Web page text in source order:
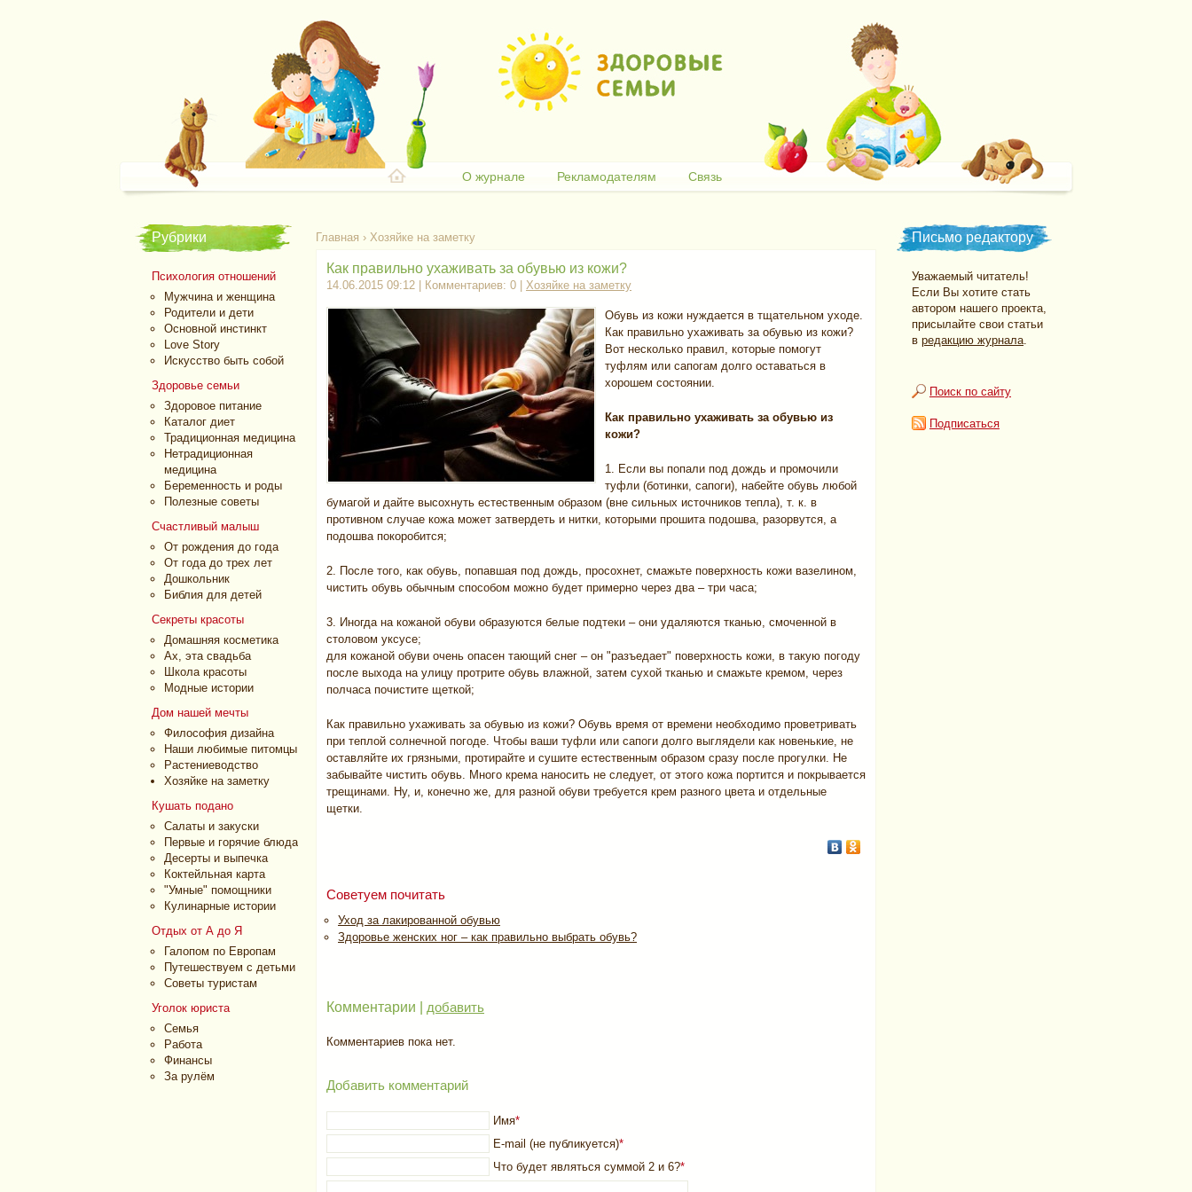
О журнале Рекламодателям Связь
Рубрики
Психология отношений
Мужчина и женщина
Родители и дети
Основной инстинкт
Love Story
Искусство быть собой
Здоровье семьи
Здоровое питание
Каталог диет
Традиционная медицина
Нетрадиционная
медицина
Беременность и роды
Полезные советы
Счастливый малыш
От рождения до года
От года до трех лет
Дошкольник
Библия для детей
Секреты красоты
Домашняя косметика
Ах, эта свадьба
Школа красоты
Модные истории
Дом нашей мечты
Философия дизайна
Наши любимые питомцы
Растениеводство
Хозяйке на заметку
Кушать подано
Салаты и закуски
Первые и горячие блюда
Десерты и выпечка
Коктейльная карта
"Умные" помощники
Кулинарные истории
Отдых от А до Я
Галопом по Европам
Путешествуем с детьми
Советы туристам
Уголок юриста
Семья
Работа
Финансы
За рулём
Письмо редактору
Уважаемый читатель!
Если Вы хотите стать
автором нашего проекта,
присылайте свои статьи
в редакцию журнала.
Поиск по сайту
Подписаться
Главная › Хозяйке на заметку
Как правильно ухаживать за обувью из кожи?
14.06.2015 09:12 | Комментариев: 0 | Хозяйке на заметку
Обувь из кожи нуждается в тщательном уходе.
Как правильно ухаживать за обувью из кожи?
Вот несколько правил, которые помогут
туфлям или сапогам долго оставаться в
хорошем состоянии.
Как правильно ухаживать за обувью из
кожи?
1. Если вы попали под дождь и промочили
туфли (ботинки, сапоги), набейте обувь любой
бумагой и дайте высохнуть естественным образом (вне сильных источников тепла), т. к. в
противном случае кожа может затвердеть и нитки, которыми прошита подошва, разорвутся, а
подошва покоробится;
2. После того, как обувь, попавшая под дождь, просохнет, смажьте поверхность кожи вазелином,
чистить обувь обычным способом можно будет примерно через два – три часа;
3. Иногда на кожаной обуви образуются белые подтеки – они удаляются тканью, смоченной в
столовом уксусе;
для кожаной обуви очень опасен тающий снег – он "разъедает" поверхность кожи, в такую погоду
после выхода на улицу протрите обувь влажной, затем сухой тканью и смажьте кремом, через
полчаса почистите щеткой;
Как правильно ухаживать за обувью из кожи? Обувь время от времени необходимо проветривать
при теплой солнечной погоде. Чтобы ваши туфли или сапоги долго выглядели как новенькие, не
оставляйте их грязными, протирайте и сушите естественным образом сразу после прогулки. Не
забывайте чистить обувь. Много крема наносить не следует, от этого кожа портится и покрывается
трещинами. Ну, и, конечно же, для разной обуви требуется крем разного цвета и отдельные
щетки.
Советуем почитать
Уход за лакированной обувью
Здоровье женских ног – как правильно выбрать обувь?
Комментарии | добавить
Комментариев пока нет.
Добавить комментарий
Имя*
E-mail (не публикуется)*
Что будет являться суммой 2 и 6?*